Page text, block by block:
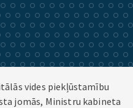
vides piekļūstamību
jomās, Ministru kabineta